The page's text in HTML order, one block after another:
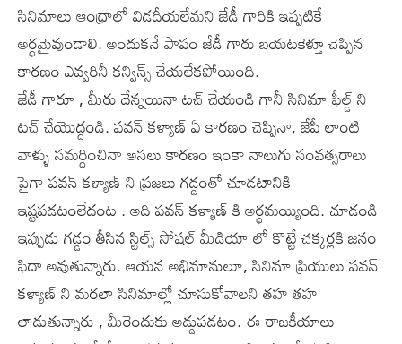
సినిమాలు ఆంధ్రాలో విడదీయలేమని జేడీ గారికి ఇప్పటికే
అర్ధమైవుండాలి. అందుకనే పాపం జేడీ గారు బయటకెళ్తూ చెప్పిన
కారణం ఎవ్వరినీ కన్విన్స్ చేయలేకపోయింది.
జేడీ గారూ , మీరు దేన్నయినా టచ్ చేయండి గానీ సినిమా ఫీల్డ్ ని
టచ్ చేయొద్దండి. పవన్ కళ్యాణ్ ఏ కారణం చెప్పినా, జేపీ లాంటి
వాళ్ళు సమర్ధించినా అసలు కారణం ఇంకా నాలుగు సంవత్సరాలు
పైగా పవన్ కళ్యాణ్ ని ప్రజలు గడ్డంతో చూడటానికి
ఇష్టపడటంలేదంట . అది పవన్ కళ్యాణ్ కి అర్ధమయ్యింది. చూడండి
ఇప్పుడు గడ్డం తీసిన స్టిల్స్ సోషల్ మీడియా లో కొట్టే చక్కర్లకి జనం
ఫిదా అవుతున్నారు. ఆయన అభిమానులూ, సినిమా ప్రియులు పవన్
కళ్యాణ్ ని మరలా సినిమాల్లో చూసుకోవాలని తహ తహ
లాడుతున్నారు , మీరెందుకు అడ్డుపడటం. ఈ రాజకీయాలు